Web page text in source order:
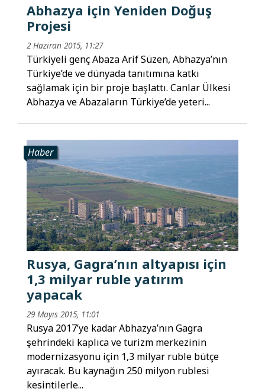
Abhazya için Yeniden Doğuş
Projesi
2 Haziran 2015, 11:27
Türkiyeli genç Abaza Arif Süzen, Abhazya’nın
Türkiye’de ve dünyada tanıtımına katkı
sağlamak için bir proje başlattı. Canlar Ülkesi
Abhazya ve Abazaların Türkiye’de yeteri...
Haber
Rusya, Gagra’nın altyapısı için
1,3 milyar ruble yatırım
yapacak
29 Mayıs 2015, 11:01
Rusya 2017’ye kadar Abhazya’nın Gagra
şehrindeki kaplıca ve turizm merkezinin
modernizasyonu için 1,3 milyar ruble bütçe
ayıracak. Bu kaynağın 250 milyon rublesi
kesintilerle...